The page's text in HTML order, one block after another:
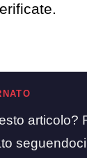
articolo?